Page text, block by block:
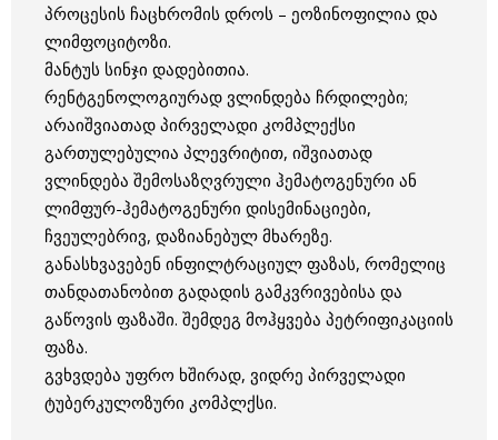
პროცესის ჩაცხრომის დროს – ეოზინოფილია და
ლიმფოციტოზი.
მანტუს სინჯი დადებითია.
რენტგენოლოგიურად ვლინდება ჩრდილები;
არაიშვიათად პირველადი კომპლექსი
გართულებულია პლევრიტით, იშვიათად
ვლინდება შემოსაზღვრული ჰემატოგენური ან
ლიმფურ-ჰემატოგენური დისემინაციები,
ჩვეულებრივ, დაზიანებულ მხარეზე.
განასხვავებენ ინფილტრაციულ ფაზას, რომელიც
თანდათანობით გადადის გამკვრივებისა და
გაწოვის ფაზაში. შემდეგ მოჰყვება პეტრიფიკაციის
ფაზა.
გვხვდება უფრო ხშირად, ვიდრე პირველადი
ტუბერკულოზური კომპლქსი.